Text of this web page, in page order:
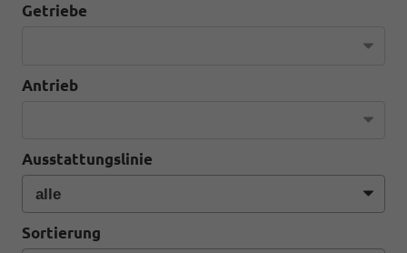
Getriebe
Antrieb
Ausstattungslinie
Sortierung